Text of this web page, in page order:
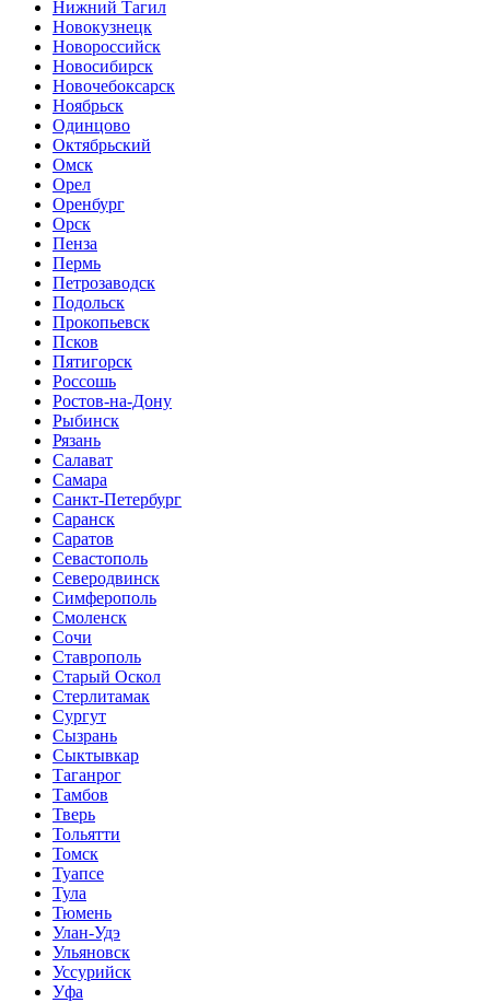
Нижний Тагил
Новокузнецк
Новороссийск
Новосибирск
Новочебоксарск
Ноябрьск
Одинцово
Октябрьский
Омск
Орел
Оренбург
Орск
Пенза
Пермь
Петрозаводск
Подольск
Прокопьевск
Псков
Пятигорск
Россошь
Ростов-на-Дону
Рыбинск
Рязань
Салават
Самара
Санкт-Петербург
Саранск
Саратов
Севастополь
Северодвинск
Симферополь
Смоленск
Сочи
Ставрополь
Старый Оскол
Стерлитамак
Сургут
Сызрань
Сыктывкар
Таганрог
Тамбов
Тверь
Тольятти
Томск
Туапсе
Тула
Тюмень
Улан-Удэ
Ульяновск
Уссурийск
Уфа